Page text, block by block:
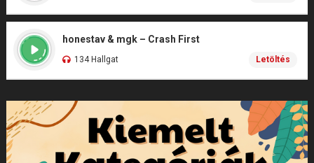
honestav & mgk – Crash First
134 Hallgat Letöltés